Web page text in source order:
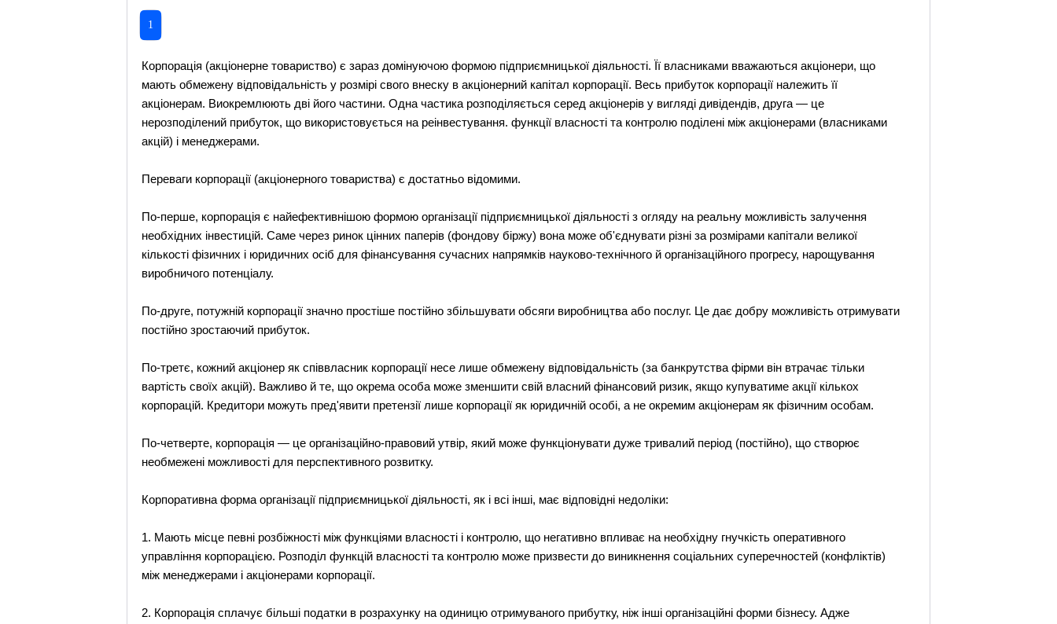
1
Корпорація (акціонерне товариство) є зараз домінуючою формою підприємницької діяльності. Її власниками вважаються акціонери, що
мають обмежену відповідальність у розмірі свого внеску в акціонерний капітал корпорації. Весь прибуток корпорації належить її
акціонерам. Виокремлюють дві його частини. Одна частика розподіляється серед акціонерів у вигляді дивідендів, друга — це
нерозподілений прибуток, що використовується на реінвестування. функції власності та контролю поділені між акціонерами (власниками
акцій) і менеджерами.
Переваги корпорації (акціонерного товариства) є достатньо відомими.
По-перше, корпорація є найефективнішою формою організації підприємницької діяльності з огляду на реальну можливість залучення
необхідних інвестицій. Саме через ринок цінних паперів (фондову біржу) вона може об'єднувати різні за розмірами капітали великої
кількості фізичних і юридичних осіб для фінансування сучасних напрямків науково-технічного й організаційного прогресу, нарощування
виробничого потенціалу.
По-друге, потужній корпорації значно простіше постійно збільшувати обсяги виробництва або послуг. Це дає добру можливість отримувати
постійно зростаючий прибуток.
По-третє, кожний акціонер як співвласник корпорації несе лише обмежену відповідальність (за банкрутства фірми він втрачає тільки
вартість своїх акцій). Важливо й те, що окрема особа може зменшити свій власний фінансовий ризик, якщо купуватиме акції кількох
корпорацій. Кредитори можуть пред'явити претензії лише корпорації як юридичній особі, а не окремим акціонерам як фізичним особам.
По-четверте, корпорація — це організаційно-правовий утвір, який може функціонувати дуже тривалий період (постійно), що створює
необмежені можливості для перспективного розвитку.
Корпоративна форма організації підприємницької діяльності, як і всі інші, має відповідні недоліки:
1. Мають місце певні розбіжності між функціями власності і контролю, що негативно впливає на необхідну гнучкість оперативного
управління корпорацією. Розподіл функцій власності та контролю може призвести до виникнення соціальних суперечностей (конфліктів)
між менеджерами і акціонерами корпорації.
2. Корпорація сплачує більші податки в розрахунку на одиницю отримуваного прибутку, ніж інші організаційні форми бізнесу. Адже